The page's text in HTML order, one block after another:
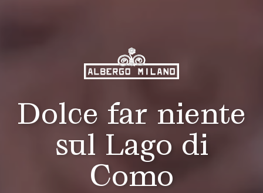
Dolce far niente
sul Lago di
Como